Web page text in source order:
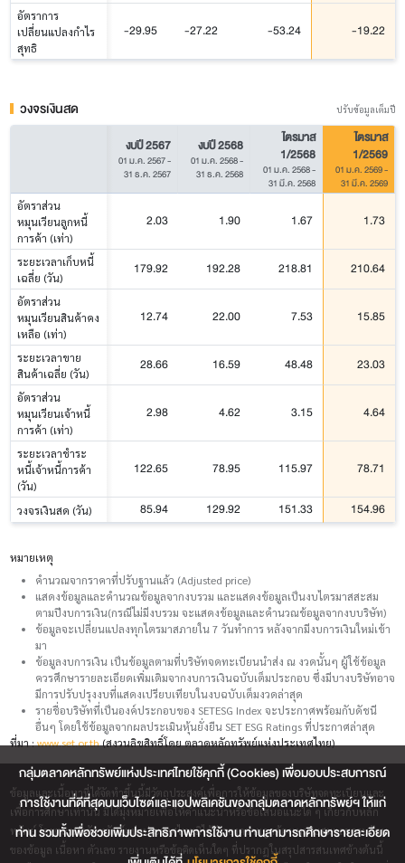
อัตราการ
เปลี่ยนแปลงกำไร
สุทธิ
-29.95 -27.22 -53.24 -19.22
วงจรเงินสด ปรับข้อมูลเต็มปี
งบปี 2567
01 ม.ค. 2567-
31 ธ.ค. 2567
งบปี 2568
01 ม.ค. 2568-
31 ธ.ค. 2568
ไตรมาส
1/2568
01 ม.ค. 2568-
31 มี.ค. 2568
ไตรมาส
1/2569
01 ม.ค. 2569-
31 มี.ค. 2569
อัตราส่วน
หมุนเวียนลูกหนี้
การค้า (เท่า)
2.03 1.90 1.67 1.73
ระยะเวลาเก็บหนี้
เฉลี่ย (วัน)
179.92 192.28 218.81 210.64
อัตราส่วน
หมุนเวียนสินค้าคง
เหลือ (เท่า)
12.74 22.00 7.53 15.85
ระยะเวลาขาย
สินค้าเฉลี่ย (วัน)
28.66 16.59 48.48 23.03
อัตราส่วน
หมุนเวียนเจ้าหนี้
การค้า (เท่า)
2.98 4.62 3.15 4.64
ระยะเวลาชำระ
หนี้เจ้าหนี้การค้า
(วัน)
122.65 78.95 115.97 78.71
วงจรเงินสด (วัน) 85.94 129.92 151.33 154.96
หมายเหตุ
คำนวณจากราคาที่ปรับฐานแล้ว (Adjusted price)
แสดงข้อมูลและคำนวณข้อมูลจากงบรวม และแสดงข้อมูลเป็นงบไตรมาสสะสม
ตามปีงบการเงิน(กรณีไม่มีงบรวม จะแสดงข้อมูลและคำนวณข้อมูลจากงบบริษัท)
ข้อมูลจะเปลี่ยนแปลงทุกไตรมาสภายใน 7 วันทำการ หลังจากมีงบการเงินใหม่เข้า
มา
ข้อมูลงบการเงิน เป็นข้อมูลตามที่บริษัทจดทะเบียนนำส่ง ณ งวดนั้นๆ ผู้ใช้ข้อมูล
ควรศึกษารายละเอียดเพิ่มเติมจากงบการเงินฉบับเต็มประกอบ ซึ่งมีบางบริษัทอาจ
มีการปรับปรุงงบที่แสดงเปรียบเทียบในงบฉบับเต็มงวดล่าสุด
รายชื่อบริษัทที่เป็นองค์ประกอบของ SETESG Index จะประกาศพร้อมกับดัชนี
อื่นๆ โดยใช้ข้อมูลจากผลประเมินหุ้นยั่งยืน SET ESG Ratings ที่ประกาศล่าสุด
ที่มา :www.set.or.th(สงวนลิขสิทธิ์โดย ตลาดหลักทรัพย์แห่งประเทศไทย)
ข้อมูลและเนื้อหาที่ได้จัดทำขึ้นนี้มีวัตถุประสงค์เพื่อการให้ข้อมูลของบริษัทจดทะเบียนและ
เพื่อการศึกษาเท่านั้น มิได้มุ่งหมายเพื่อให้คำแนะนำหรือข้อเสนอแนะใด ๆ เกี่ยวกับหลัก
ทรัพย์ โดยตลาดหลักทรัพย์แห่งประเทศไทยมิได้รับรองความถูกต้องเหมาะสมและครบถ้วน
ของข้อมูล เนื้อหา ตัวเลข รายงานหรือข้อคิดเห็นใดๆ ที่ปรากฎในสรุปสารสนเทศข้างต้นนี้
กลุ่มตลาดหลักทรัพย์แห่งประเทศไทยใช้คุกกี้ (Cookies) เพื่อมอบประสบการณ์
การใช้งานที่ดีที่สุดบนเว็บไซต์และแอปพลิเคชันของกลุ่มตลาดหลักทรัพย์ฯ ให้แก่
ท่าน รวมทั้งเพื่อช่วยเพิ่มประสิทธิภาพการใช้งาน ท่านสามารถศึกษารายละเอียด